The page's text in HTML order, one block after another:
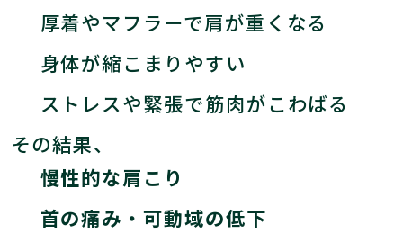
厚着やマフラーで肩が重くなる
身体が縮こまりやすい
ストレスや緊張で筋肉がこわばる
その結果、
慢性的な肩こり
首の痛み・可動域の低下